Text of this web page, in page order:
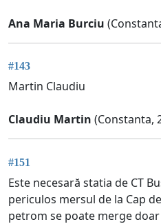
Ana Maria Burciu
#143
Martin Claudiu
Claudiu Martin (Constanta,
#151
Este necesară statia de CT
periculos mersul de la Cap
petrom se poate merge